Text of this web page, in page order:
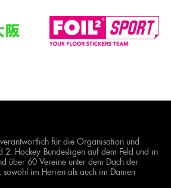
für die Organisation und
2. Hockey-Bundesligen auf dem Feld und in
über 60 Vereine unter dem Dach der
im Herren als auch im Damen